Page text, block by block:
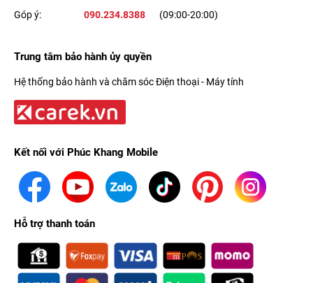
Góp ý: 090.234.8388 (09:00-20:00)
Trung tâm bảo hành ủy quyền
Hệ thống bảo hành và chăm sóc Điện thoại - Máy tính
Kết nối với Phúc Khang Mobile
Hỗ trợ thanh toán